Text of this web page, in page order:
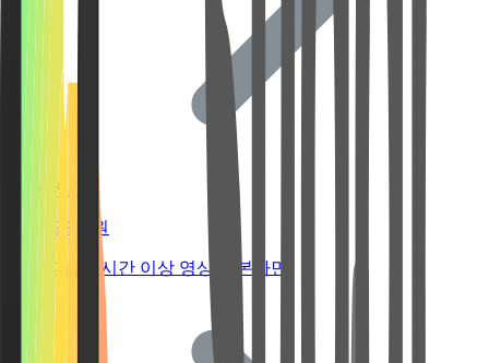
71GB
2,990원
매일 1시간 이상 영상을 본다면